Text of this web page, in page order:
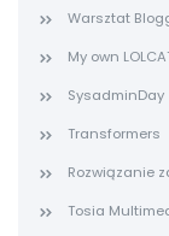
Warsztat
My own
SysadminDay
Transformers
Rozwiązanie
Tosia